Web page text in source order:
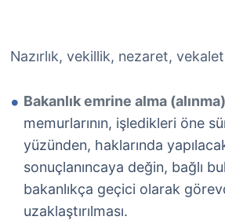
Nazırlık, vekillik, nezaret,
Bakanlık emrine alma (alınma)
memurlarının, işledikleri öne
yüzünden, haklarında
sonuçlanıncaya değin, bağlı
bakanlıkça geçici olarak
uzaklaştırılması.